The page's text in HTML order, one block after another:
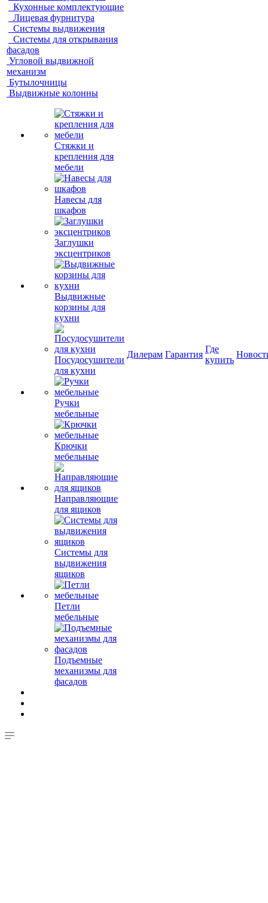
Кухонные комплектующие
Лицевая фурнитура
Системы выдвижения
Системы для открывания
фасадов
Угловой выдвижной
механизм
Бутылочницы
Выдвижные колонны
Стяжки и
крепления для
мебели
Навесы для
шкафов
Заглушки
эксцентриков
Выдвижные
корзины для
кухни
Посудосушители
для кухни
Ручки
мебельные
Крючки
мебельные
Направляющие
для ящиков
Системы для
выдвижения
ящиков
Петли
мебельные
Подъемные
механизмы для
фасадов
Дилерам Гарантия
Где
купить